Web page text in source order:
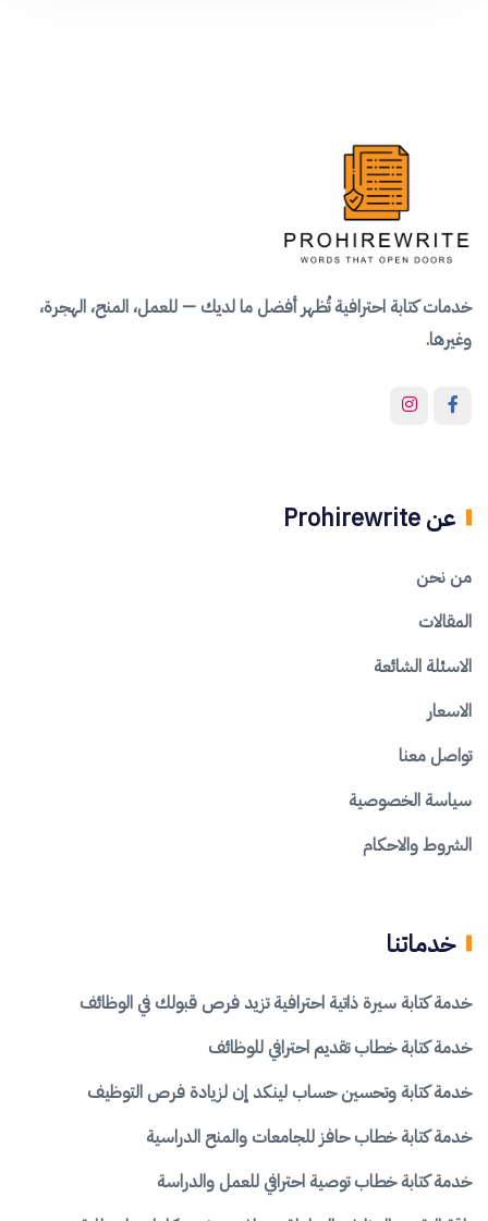
خدمات كتابة احترافية تُظهر أفضل ما لديك — للعمل، المنح، الهجرة،
وغيرها.
عن Prohirewrite
من نحن
المقالات
الاسئلة الشائعة
الاسعار
تواصل معنا
سياسة الخصوصية
الشروط والاحكام
خدماتنا
خدمة كتابة سيرة ذاتية احترافية تزيد فرص قبولك في الوظائف
خدمة كتابة خطاب تقديم احترافي للوظائف
خدمة كتابة وتحسين حساب لينكد إن لزيادة فرص التوظيف
خدمة كتابة خطاب حافز للجامعات والمنح الدراسية
خدمة كتابة خطاب توصية احترافي للعمل والدراسة